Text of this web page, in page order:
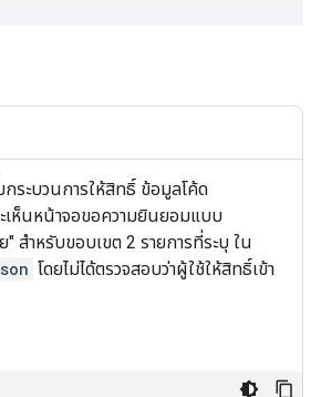
ระบวนการให้สิทธิ์ ข้อมูลโค้ด
เห็นหน้าจอขอความยินยอมแบบ
สำหรับขอบเขต 2 รายการที่ระบุ ใน
โดยไม่ได้ตรวจสอบว่าผู้ใช้ให้สิทธิ์เข้า